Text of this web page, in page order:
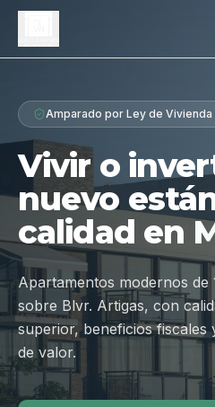
Proyecto
Diferenciales
Tipologías
Galería
Ubicación
Contacto
Hablar por
Amparado por Ley de Vivienda
Vivir o
nuevo
calidad en
Apartamentos modernos de
sobre Blvr. Artigas, con
superior, beneficios fiscales
de valor.